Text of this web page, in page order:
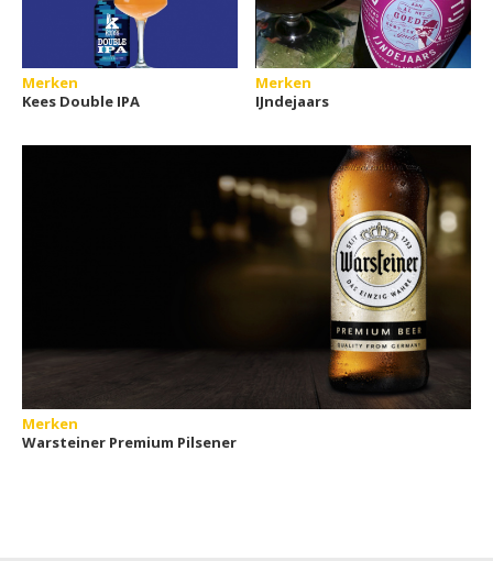
Merken
Kees Double IPA
Merken
IJndejaars
Merken
Warsteiner Premium Pilsener